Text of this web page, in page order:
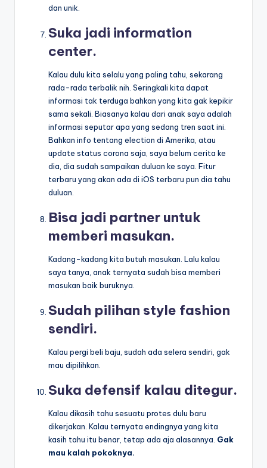
dan unik.
Suka jadi information
center.
Kalau dulu kita selalu yang paling tahu, sekarang
rada-rada terbalik nih. Seringkali kita dapat
informasi tak terduga bahkan yang kita gak kepikir
sama sekali. Biasanya kalau dari anak saya adalah
informasi seputar apa yang sedang tren saat ini.
Bahkan info tentang election di Amerika, atau
update status corona saja, saya belum cerita ke
dia, dia sudah sampaikan duluan ke saya. Fitur
terbaru yang akan ada di iOS terbaru pun dia tahu
duluan.
Bisa jadi partner untuk
memberi masukan.
Kadang-kadang kita butuh masukan. Lalu kalau
saya tanya, anak ternyata sudah bisa memberi
masukan baik buruknya.
Sudah pilihan style fashion
sendiri.
Kalau pergi beli baju, sudah ada selera sendiri, gak
mau dipilihkan.
Suka defensif kalau ditegur.
Kalau dikasih tahu sesuatu protes dulu baru
dikerjakan. Kalau ternyata endingnya yang kita
kasih tahu itu benar, tetap ada aja alasannya. Gak
mau kalah pokoknya.